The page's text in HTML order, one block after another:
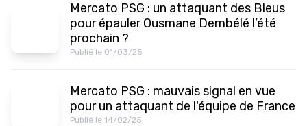
Mercato PSG : un attaquant des Bleus
pour épauler Ousmane Dembélé l’été
prochain ?
Publié le 01/03/25
Mercato PSG : mauvais signal en vue
pour un attaquant de l'équipe de France
Publié le 14/02/25